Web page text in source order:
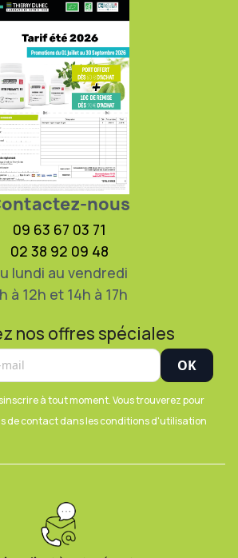
nous
09 63 67 03 71
02 38 92 09 48
lundi au vendredi
à 12h et 14h à 17h
nos offres spéciales
à tout moment. Vous trouverez pour
de contact dans les conditions d'utilisation